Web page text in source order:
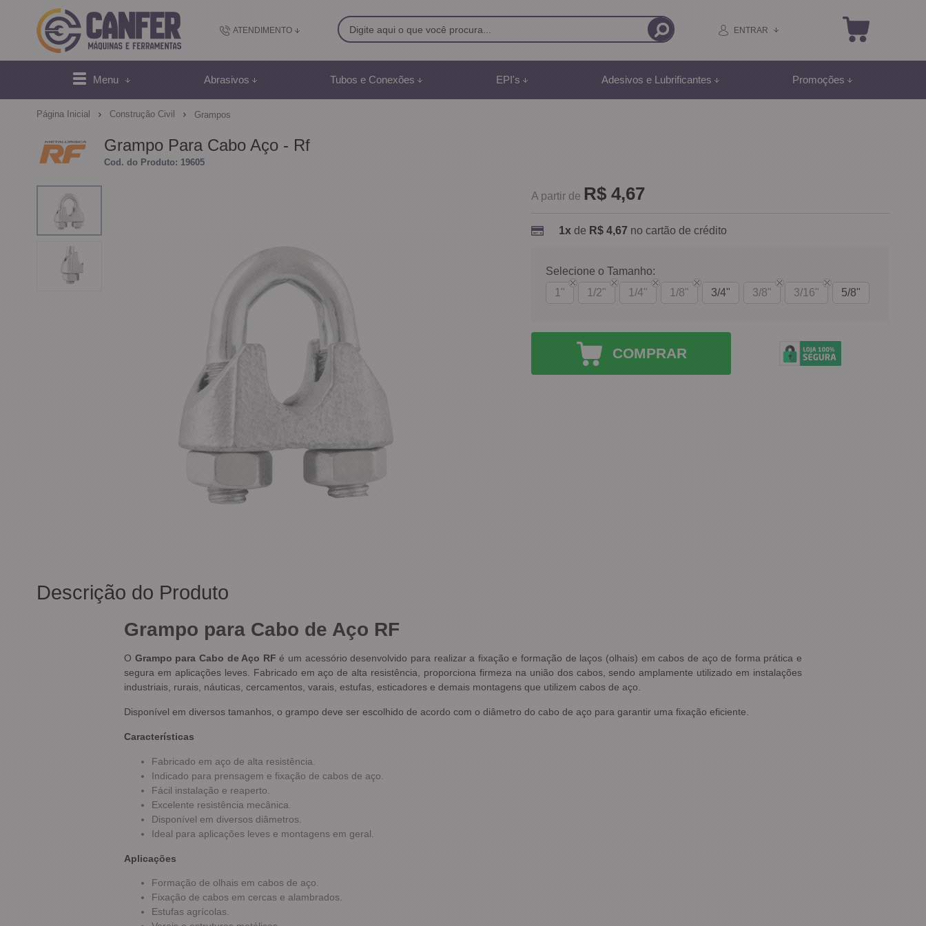
ATENDIMENTO
(48) 2102-9500
(48) 991887507
sac@canfer.com.br
Atendimento Online
ENTRAR
Menu Abrasivos Tubos e Conexões EPI's Adesivos e Lubrificantes Promoções
Página Inicial Construção Civil Grampos
Grampo Para Cabo Aço - Rf
Cod. do Produto: 19605
A partir deR$ 4,67
1xdeR$ 4,67 no cartão de crédito
Selecione o Tamanho:
1"
1/2" 1/4" 1/8" 3/4" 3/8" 3/16" 5/8"
COMPRAR
Descrição do Produto
Grampo para Cabo de Aço RF
OGrampo para Cabo de Aço RFé um acessório desenvolvido para realizar a fixação e formação de laços (olhais) em cabos de aço de forma prática e
segura em aplicações leves. Fabricado em aço de alta resistência, proporciona firmeza na união dos cabos, sendo amplamente utilizado em instalações
industriais, rurais, náuticas, cercamentos, varais, estufas, esticadores e demais montagens que utilizem cabos de aço.
Disponível em diversos tamanhos, o grampo deve ser escolhido de acordo com o diâmetro do cabo de aço para garantir uma fixação eficiente.
Características
Fabricado em aço de alta resistência.
Indicado para prensagem e fixação de cabos de aço.
Fácil instalação e reaperto.
Excelente resistência mecânica.
Disponível em diversos diâmetros.
Ideal para aplicações leves e montagens em geral.
Aplicações
Formação de olhais em cabos de aço.
Fixação de cabos em cercas e alambrados.
Estufas agrícolas.